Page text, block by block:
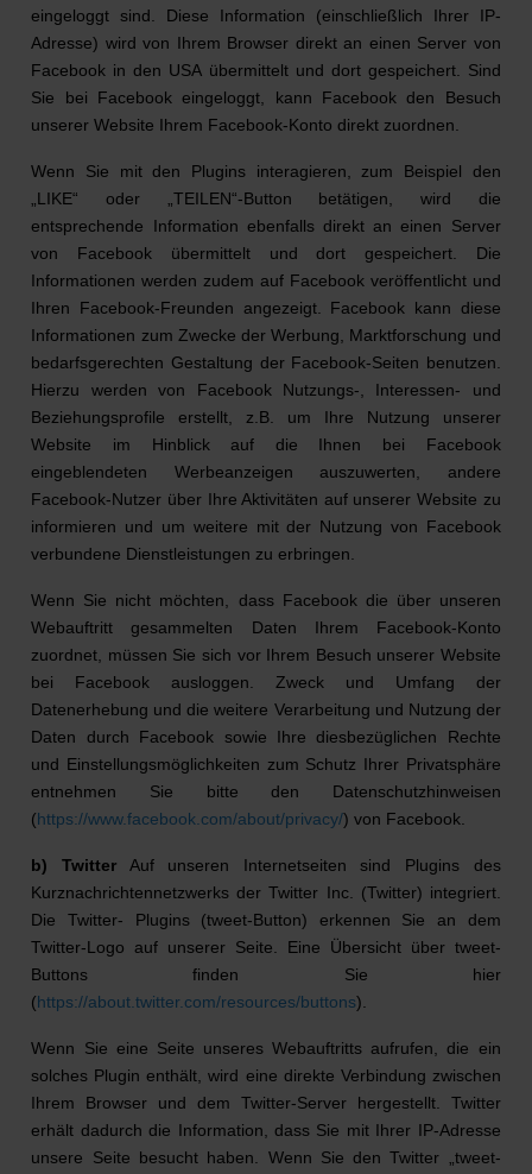
eingeloggt sind. Diese Information (einschließlich Ihrer IP-
Adresse) wird von Ihrem Browser direkt an einen Server von
Facebook in den USA übermittelt und dort gespeichert. Sind
Sie bei Facebook eingeloggt, kann Facebook den Besuch
unserer Website Ihrem Facebook-Konto direkt zuordnen.
Wenn Sie mit den Plugins interagieren, zum Beispiel den
„LIKE“ oder „TEILEN“-Button betätigen, wird die
entsprechende Information ebenfalls direkt an einen Server
von Facebook übermittelt und dort gespeichert. Die
Informationen werden zudem auf Facebook veröffentlicht und
Ihren Facebook-Freunden angezeigt. Facebook kann diese
Informationen zum Zwecke der Werbung, Marktforschung und
bedarfsgerechten Gestaltung der Facebook-Seiten benutzen.
Hierzu werden von Facebook Nutzungs-, Interessen- und
Beziehungsprofile erstellt, z.B. um Ihre Nutzung unserer
Website im Hinblick auf die Ihnen bei Facebook
eingeblendeten Werbeanzeigen auszuwerten, andere
Facebook-Nutzer über Ihre Aktivitäten auf unserer Website zu
informieren und um weitere mit der Nutzung von Facebook
verbundene Dienstleistungen zu erbringen.
Wenn Sie nicht möchten, dass Facebook die über unseren
Webauftritt gesammelten Daten Ihrem Facebook-Konto
zuordnet, müssen Sie sich vor Ihrem Besuch unserer Website
bei Facebook ausloggen. Zweck und Umfang der
Datenerhebung und die weitere Verarbeitung und Nutzung der
Daten durch Facebook sowie Ihre diesbezüglichen Rechte
und Einstellungsmöglichkeiten zum Schutz Ihrer Privatsphäre
entnehmen Sie bitte den Datenschutzhinweisen
(https://www.facebook.com/about/privacy/) von Facebook.
b) Twitter Auf unseren Internetseiten sind Plugins des
Kurznachrichtennetzwerks der Twitter Inc. (Twitter) integriert.
Die Twitter- Plugins (tweet-Button) erkennen Sie an dem
Twitter-Logo auf unserer Seite. Eine Übersicht über tweet-
Buttons finden Sie hier
(https://about.twitter.com/resources/buttons).
Wenn Sie eine Seite unseres Webauftritts aufrufen, die ein
solches Plugin enthält, wird eine direkte Verbindung zwischen
Ihrem Browser und dem Twitter-Server hergestellt. Twitter
erhält dadurch die Information, dass Sie mit Ihrer IP-Adresse
unsere Seite besucht haben. Wenn Sie den Twitter „tweet-